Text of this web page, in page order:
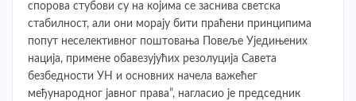
спорова стубови су на којима се заснива светска
стабилност, али они морају бити праћени принципима
попут неселективног поштовања Повеље Уједињених
нација, примене обавезујућих резолуција Савета
безбедности УН и основних начела важећег
међународног јавног права”, нагласио је председник